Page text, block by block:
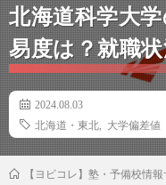
北海道科学大
易度は？就職
2024.08.03
北海道・東北
大学偏差値
【ヨビコレ】塾・予備校情報